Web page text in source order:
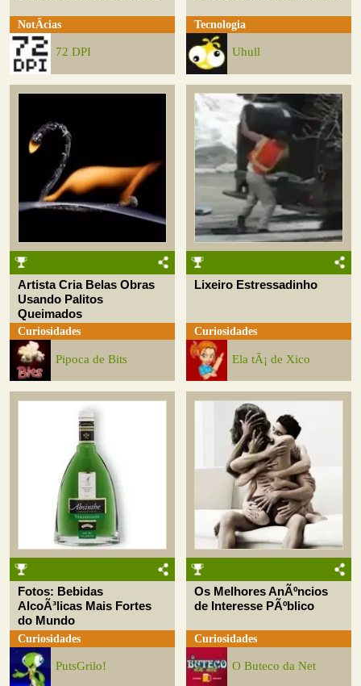
NotÃ­cias
72 DPI
Tecnologia
Uhull
Artista Cria Belas Obras
Usando Palitos
Queimados
Curiosidades
Pipoca de Bits
Lixeiro Estressadinho
Curiosidades
Ela tÃ¡ de Xico
Fotos: Bebidas
AlcoÃ³licas Mais Fortes
do Mundo
Curiosidades
PutsGrilo!
Os Melhores AnÃºncios
de Interesse PÃºblico
Curiosidades
O Buteco da Net